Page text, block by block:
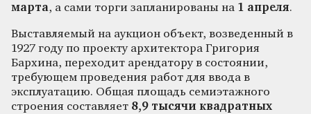
марта, а сами торги запланированы на 1 апреля.
Выставляемый на аукцион объект, возведенный в
1927 году по проекту архитектора Григория
Бархина, переходит арендатору в состоянии,
требующем проведения работ для ввода в
эксплуатацию. Общая площадь семиэтажного
строения составляет 8,9 тысячи квадратных